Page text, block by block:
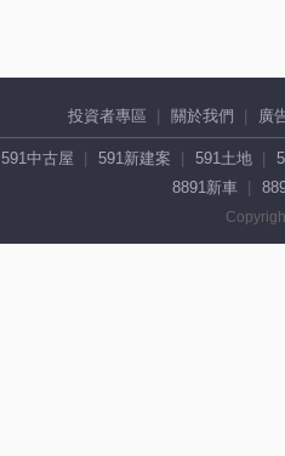
投資者專區 關於我們 廣
591中古屋 591新建案 591土地
8891新車